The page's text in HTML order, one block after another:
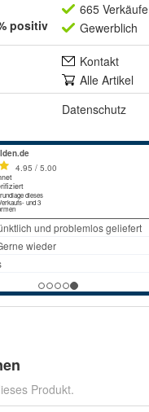
positiv
665 Verkäufe
Gewerblich
Kontakt
Alle Artikel
Datenschutz
Produkt.